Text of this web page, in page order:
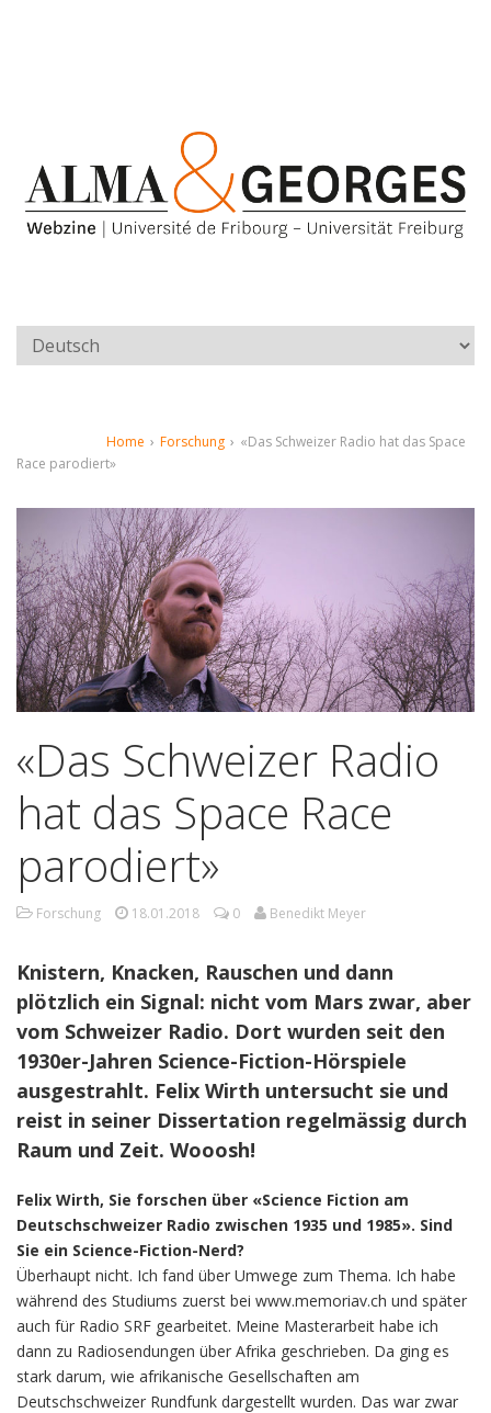
Home › Forschung › «Das Schweizer Radio hat das Space
Race parodiert»
«Das Schweizer Radio
hat das Space Race
parodiert»
Forschung 18.01.2018 0 Benedikt Meyer
Knistern, Knacken, Rauschen und dann
plötzlich ein Signal: nicht vom Mars zwar, aber
vom Schweizer Radio. Dort wurden seit den
1930er-Jahren Science-Fiction-Hörspiele
ausgestrahlt. Felix Wirth untersucht sie und
reist in seiner Dissertation regelmässig durch
Raum und Zeit. Wooosh!
Felix Wirth, Sie forschen über «Science Fiction am
Deutschschweizer Radio zwischen 1935 und 1985». Sind
Sie ein Science-Fiction-Nerd?
Überhaupt nicht. Ich fand über Umwege zum Thema. Ich habe
während des Studiums zuerst bei www.memoriav.ch und später
auch für Radio SRF gearbeitet. Meine Masterarbeit habe ich
dann zu Radiosendungen über Afrika geschrieben. Da ging es
stark darum, wie afrikanische Gesellschaften am
Deutschschweizer Rundfunk dargestellt wurden. Das war zwar